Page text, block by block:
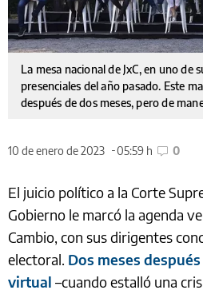
La mesa nacional de JxC, en uno de
presenciales del año pasado. Este
después de dos meses, pero de
10 de enero de 2023 05:59 h 0
El juicio político a la Corte
Gobierno le marcó la agenda
Cambio, con sus dirigentes
electoral. Dos meses
virtual –cuando estalló una